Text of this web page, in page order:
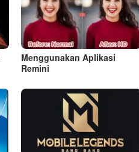
Menggunakan Aplikasi
Remini